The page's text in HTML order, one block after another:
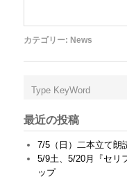
カテゴリー: News
最近の投稿
7/5（日）二本立て朗
5/9土、5/20月『セリ
ップ